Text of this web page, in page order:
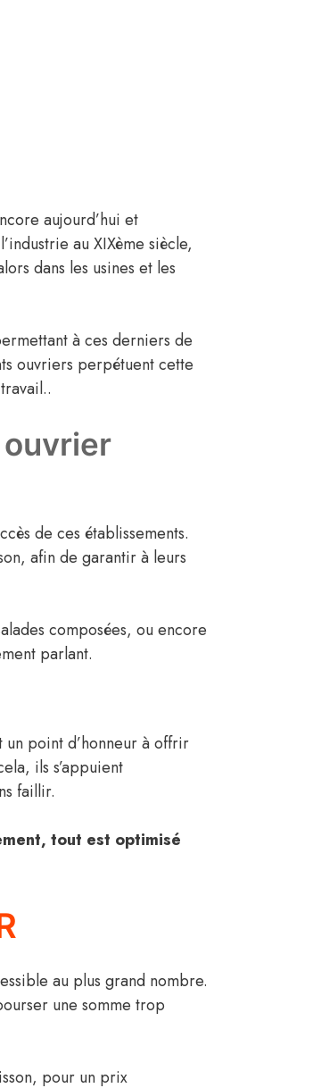
aujourd’hui et
au XIXème siècle,
dans les usines et les
à ces derniers de
ouvriers perpétuent cette
ouvrier
de ces établissements.
afin de garantir à leurs
composées, ou encore
parlant.
point d’honneur à offrir
ils s’appuient
faillir.
tout est optimisé
au plus grand nombre.
une somme trop
pour un prix